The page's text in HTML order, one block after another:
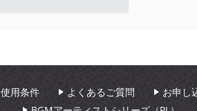
使用条件 よくあるご質問
お申し